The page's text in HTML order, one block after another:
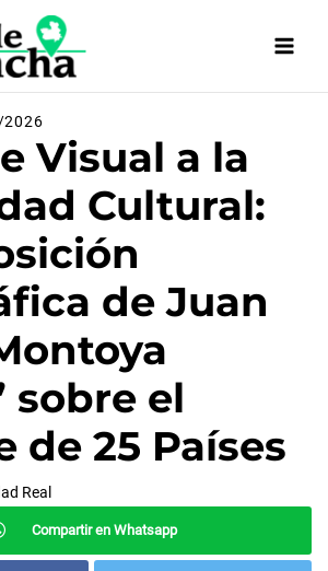
Visual a la
Cultural:
de Juan
sobre el
de 25 Países
Real
Compartir en Whatsapp